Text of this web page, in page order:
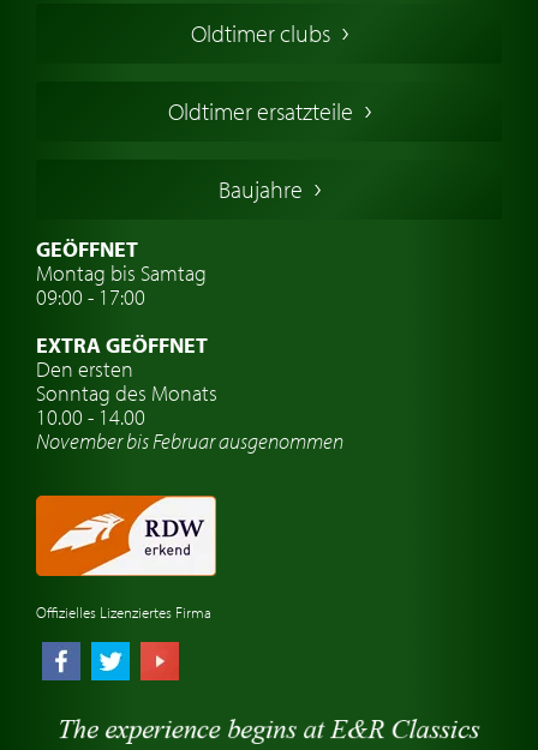
Englische Oldtimer
Deutsche Oldtimer
Schwedische Oldtimer
Oldtimer mit h-kennzeichen
Auto Oldtimer Markt
Oldtimer-Versicherung
Oldtimer-Clubs
Oldtimer-Reisen
Automarken uhren
Oldtimer clubs
Oldtimer ersatzteile
Baujahre
GEÖFFNET
Montag bis Samtag
09:00 - 17:00
EXTRA GEÖFFNET
Den ersten
Sonntag des Monats
10.00 - 14.00
November bis Februar ausgenommen
Offizielles Lizenziertes Firma